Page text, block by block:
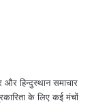
हिन्दुस्थान समाचार
के लिए कई मंचों